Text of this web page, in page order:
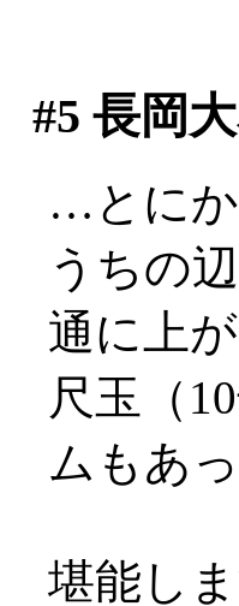
#5 長岡
…とにか
うちの
通に上
尺玉（
ムもあ
堪能し